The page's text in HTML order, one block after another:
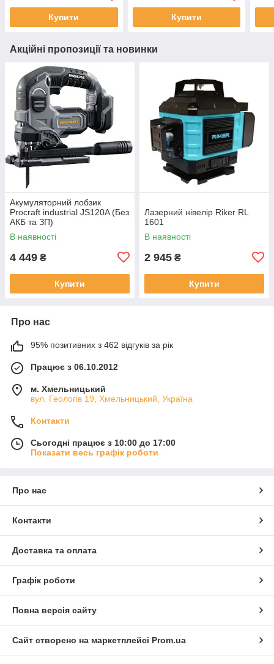
Купити Купити
Акційні пропозиції та новинки
Акумуляторний лобзик
Procraft industrial JS120A (Без
АКБ та ЗП)
В наявності
4 449 ₴
Купити
Лазерний нівелір Riker RL
1601
В наявності
2 945 ₴
Купити
Про нас
95% позитивних з 462 відгуків за рік
Працює з 06.10.2012
м. Хмельницький
вул. Геологів 19, Хмельницький, Україна
Контакти
Сьогодні працює з 10:00 до 17:00
Показати весь графік роботи
Про нас
Контакти
Доставка та оплата
Графік роботи
Повна версія сайту
Сайт створено на маркетплейсі Prom.ua